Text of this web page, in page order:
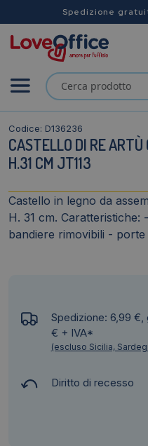
Spedizione
Codice: D136236
CASTELLO DI RE
H.31 CM JT113
Castello in legno da
H. 31 cm.
bandiere rimovibili -
Spedizione: 6,99 €,
€ + IVA*
(escluso Sicilia,
Diritto di recesso